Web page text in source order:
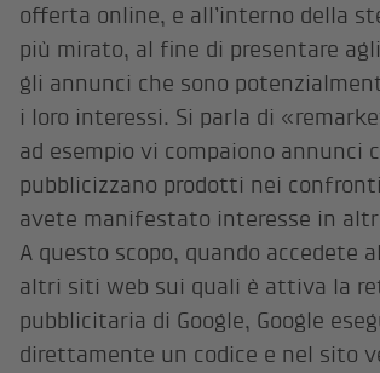
offerta online, e all’interno della
più mirato, al fine di presentare
gli annunci che sono
i loro interessi. Si parla di
ad esempio vi compaiono annunci
pubblicizzano prodotti nei
avete manifestato interesse in
A questo scopo, quando accedete
altri siti web sui quali è attiva la
pubblicitaria di Google, Google
direttamente un codice e nel sito